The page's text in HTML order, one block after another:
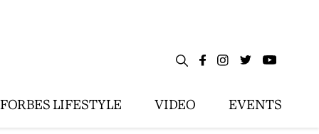
FORBES LIFESTYLE VIDEO EVENTS